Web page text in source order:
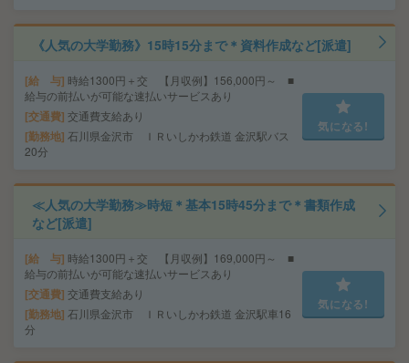
《人気の大学勤務》15時15分まで＊資料作成など[派遣]
給 与 時給1300円＋交 【月収例】156,000円～ ■
給与の前払いが可能な速払いサービスあり
交通費 交通費支給あり
勤務地 石川県金沢市 ＩＲいしかわ鉄道 金沢駅バス
20分
気になる!
≪人気の大学勤務≫時短＊基本15時45分まで＊書類作成
など[派遣]
給 与 時給1300円＋交 【月収例】169,000円～ ■
給与の前払いが可能な速払いサービスあり
交通費 交通費支給あり
勤務地 石川県金沢市 ＩＲいしかわ鉄道 金沢駅車16
分
気になる!